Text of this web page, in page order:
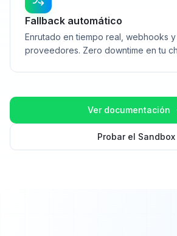
Fallback automático
Enrutado en tiempo real, webhooks
proveedores. Zero downtime en tu
Ver documentación
Probar el Sandbox